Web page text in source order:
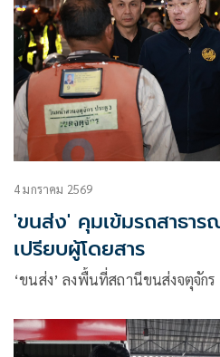
4 มกราคม 2569
'ขนส่ง' คุมเข้มรถสาธาร
เปรียบผู้โดยสาร
‘ขนส่ง’ ลงพื้นที่สถานีขนส่งจตุจัก